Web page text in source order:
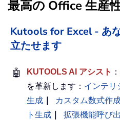
最高の Office 生産
Kutools for Excel - あ
立たせます
🤖 KUTOOLS AI アシスト
を革新します： インテリ
生成
カスタム数式作
ト生成
拡張機能呼び